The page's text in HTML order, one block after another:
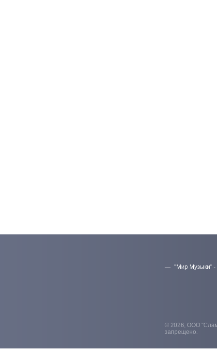
"Мир Музыки" -
© 2026, ООО
запрещено.